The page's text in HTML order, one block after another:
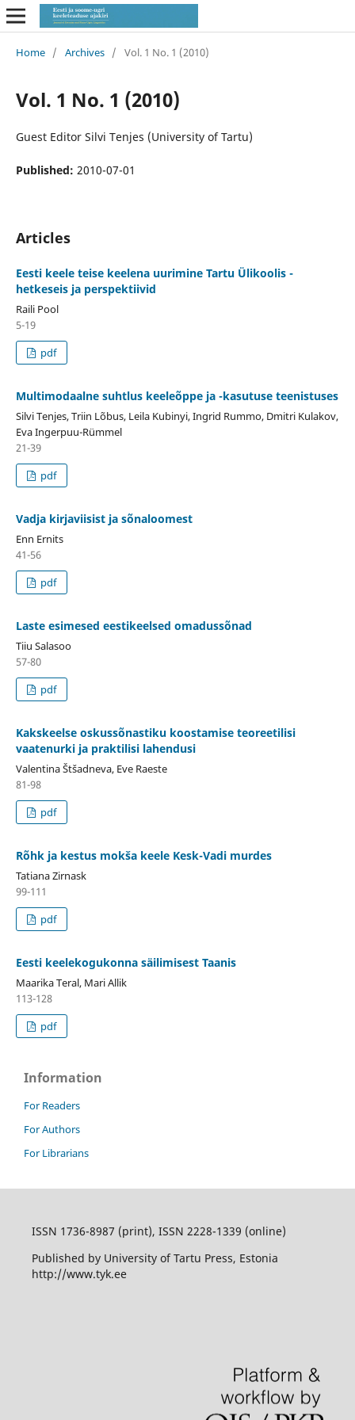
Home / Archives / Vol. 1 No. 1 (2010)
Vol. 1 No. 1 (2010)
Guest Editor Silvi Tenjes (University of Tartu)
Published: 2010-07-01
Articles
Eesti keele teise keelena uurimine Tartu Ülikoolis -
hetkeseis ja perspektiivid
Raili Pool
5-19
pdf
Multimodaalne suhtlus keeleõppe ja -kasutuse teenistuses
Silvi Tenjes, Triin Lõbus, Leila Kubinyi, Ingrid Rummo, Dmitri Kulakov,
Eva Ingerpuu-Rümmel
21-39
pdf
Vadja kirjaviisist ja sõnaloomest
Enn Ernits
41-56
pdf
Laste esimesed eestikeelsed omadussõnad
Tiiu Salasoo
57-80
pdf
Kakskeelse oskussõnastiku koostamise teoreetilisi
vaatenurki ja praktilisi lahendusi
Valentina Štšadneva, Eve Raeste
81-98
pdf
Rõhk ja kestus mokša keele Kesk-Vadi murdes
Tatiana Zirnask
99-111
pdf
Eesti keelekogukonna säilimisest Taanis
Maarika Teral, Mari Allik
113-128
pdf
Information
For Readers
For Authors
For Librarians
ISSN 1736-8987 (print), ISSN 2228-1339 (online)
Published by University of Tartu Press, Estonia
http://www.tyk.ee